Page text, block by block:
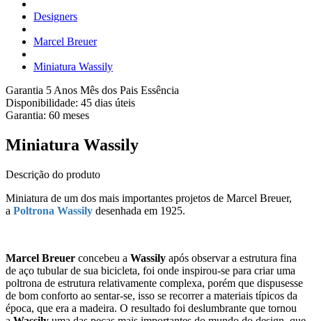
Designers
Marcel Breuer
Miniatura Wassily
Garantia 5 Anos Mês dos Pais Essência
Disponibilidade: 45 dias úteis
Garantia: 60 meses
Miniatura Wassily
Descrição do produto
Miniatura de um dos mais importantes projetos de Marcel Breuer,
a Poltrona Wassily desenhada em 1925.
Marcel Breuer concebeu a Wassily após observar a estrutura fina
de aço tubular de sua bicicleta, foi onde inspirou-se para criar uma
poltrona de estrutura relativamente complexa, porém que dispusesse
de bom conforto ao sentar-se, isso se recorrer a materiais típicos da
época, que era a madeira. O resultado foi deslumbrante que tornou